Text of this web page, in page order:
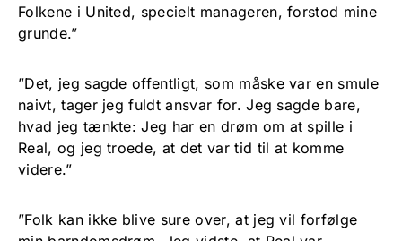
Folkene i United, specielt manageren, forstod mine
grunde.”
”Det, jeg sagde offentligt, som måske var en smule
naivt, tager jeg fuldt ansvar for. Jeg sagde bare,
hvad jeg tænkte: Jeg har en drøm om at spille i
Real, og jeg troede, at det var tid til at komme
videre.”
”Folk kan ikke blive sure over, at jeg vil forfølge